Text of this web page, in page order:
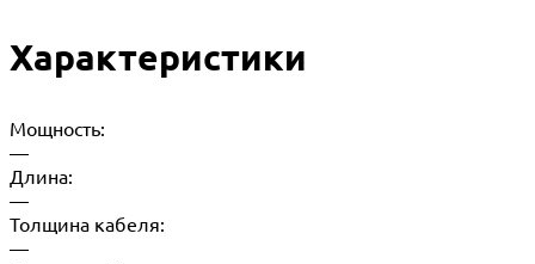
Характеристики
Мощность:
—
Длина:
—
Толщина кабеля:
—